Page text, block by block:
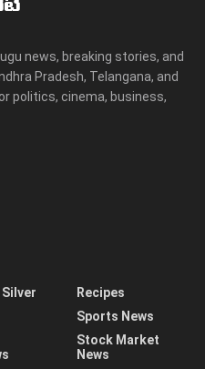
news, breaking stories, and
Pradesh, Telangana, and
politics, cinema, business,
Recipes
Sports News
Stock Market
News